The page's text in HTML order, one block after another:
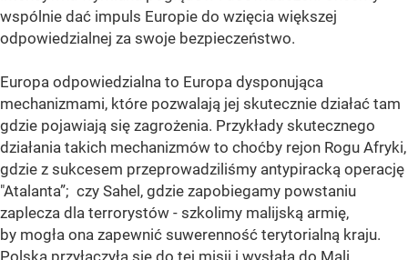
wspólnie dać impuls Europie do wzięcia większej
odpowiedzialnej za swoje bezpieczeństwo.
Europa odpowiedzialna to Europa dysponująca
mechanizmami, które pozwalają jej skutecznie działać tam
gdzie pojawiają się zagrożenia. Przykłady skutecznego
działania takich mechanizmów to choćby rejon Rogu Afryki,
gdzie z sukcesem przeprowadziliśmy antypiracką operację
"Atalanta”; czy Sahel, gdzie zapobiegamy powstaniu
zaplecza dla terrorystów - szkolimy malijską armię,
by mogła ona zapewnić suwerenność terytorialną kraju.
Polska przyłączyła się do tej misji i wysłała do Mali